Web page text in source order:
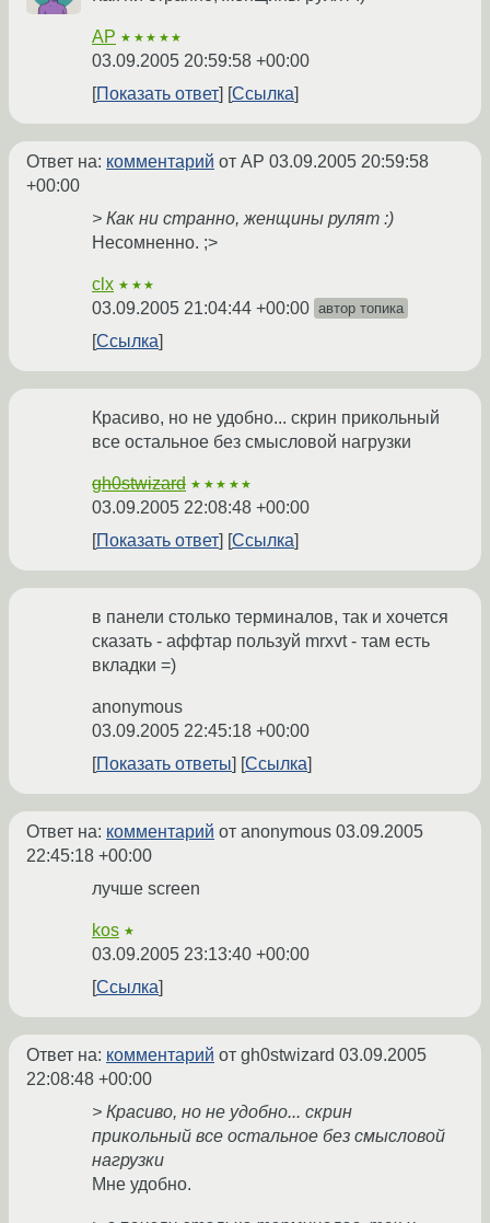
AP ★★★★★
03.09.2005 20:59:58 +00:00
Показать ответ
Ссылка
Ответ на: комментарий от AP 03.09.2005 20:59:58
+00:00
> Как ни странно, женщины рулят :)
Несомненно. ;>
clx ★★★
03.09.2005 21:04:44 +00:00 автор топика
Ссылка
Красиво, но не удобно... скрин прикольный
все остальное без смысловой нагрузки
gh0stwizard ★★★★★
03.09.2005 22:08:48 +00:00
Показать ответ
Ссылка
в панели столько терминалов, так и хочется
сказать - аффтар пользуй mrxvt - там есть
вкладки =)
anonymous
03.09.2005 22:45:18 +00:00
Показать ответы
Ссылка
Ответ на: комментарий от anonymous 03.09.2005
22:45:18 +00:00
лучше screen
kos ★
03.09.2005 23:13:40 +00:00
Ссылка
Ответ на: комментарий от gh0stwizard 03.09.2005
22:08:48 +00:00
> Красиво, но не удобно... скрин
прикольный все остальное без смысловой
нагрузки
Мне удобно.